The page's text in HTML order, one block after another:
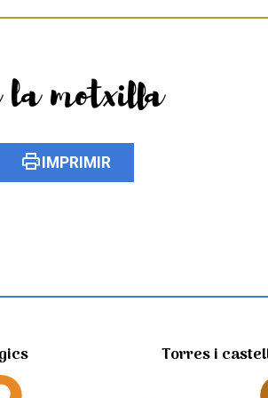
la motxilla
printIMPRIMIR
Torres i